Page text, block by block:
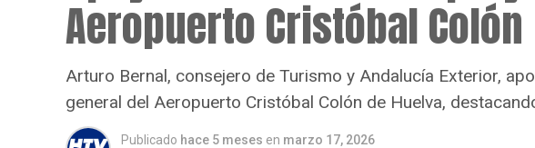
Aeropuerto Cristóbal Colón
Arturo Bernal, consejero de Turismo y Andalucía Exterior,
general del Aeropuerto Cristóbal Colón de Huelva,
Publicado hace 5 meses en marzo 17, 2026